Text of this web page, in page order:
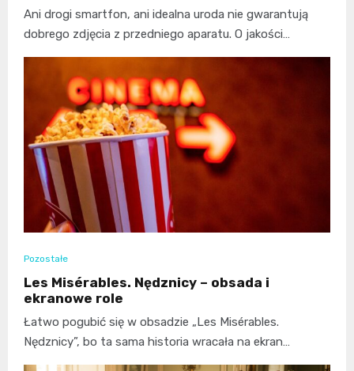
Ani drogi smartfon, ani idealna uroda nie gwarantują
dobrego zdjęcia z przedniego aparatu. O jakości…
Pozostałe
Les Misérables. Nędznicy – obsada i
ekranowe role
Łatwo pogubić się w obsadzie „Les Misérables.
Nędznicy”, bo ta sama historia wracała na ekran…